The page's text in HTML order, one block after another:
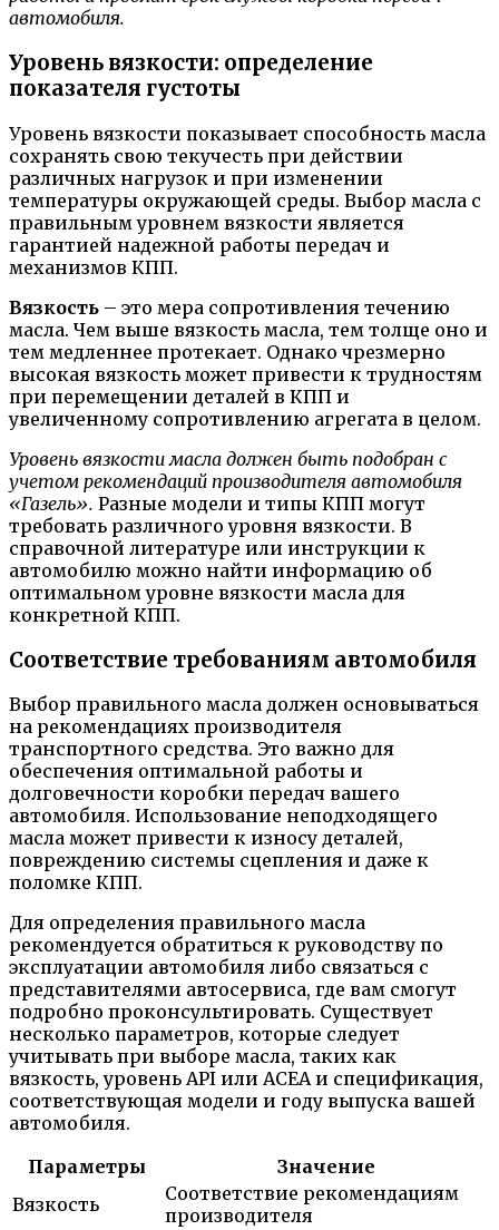
автомобиля.
Уровень вязкости: определение
показателя густоты
Уровень вязкости показывает способность масла
сохранять свою текучесть при действии
различных нагрузок и при изменении
температуры окружающей среды. Выбор масла с
правильным уровнем вязкости является
гарантией надежной работы передач и
механизмов КПП.
Вязкость – это мера сопротивления течению
масла. Чем выше вязкость масла, тем толще оно и
тем медленнее протекает. Однако чрезмерно
высокая вязкость может привести к трудностям
при перемещении деталей в КПП и
увеличенному сопротивлению агрегата в целом.
Уровень вязкости масла должен быть подобран с
учетом рекомендаций производителя автомобиля
«Газель». Разные модели и типы КПП могут
требовать различного уровня вязкости. В
справочной литературе или инструкции к
автомобилю можно найти информацию об
оптимальном уровне вязкости масла для
конкретной КПП.
Соответствие требованиям автомобиля
Выбор правильного масла должен основываться
на рекомендациях производителя
транспортного средства. Это важно для
обеспечения оптимальной работы и
долговечности коробки передач вашего
автомобиля. Использование неподходящего
масла может привести к износу деталей,
повреждению системы сцепления и даже к
поломке КПП.
Для определения правильного масла
рекомендуется обратиться к руководству по
эксплуатации автомобиля либо связаться с
представителями автосервиса, где вам смогут
подробно проконсультировать. Существует
несколько параметров, которые следует
учитывать при выборе масла, таких как
вязкость, уровень API или ACEA и спецификация,
соответствующая модели и году выпуска вашей
автомобиля.
Параметры
Значение
Вязкость
Соответствие рекомендациям
производителя